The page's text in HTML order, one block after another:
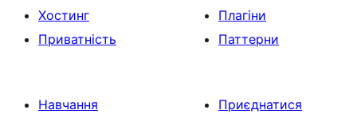
Хостинг
Приватність
Плагіни
Паттерни
Навчання
Приєднатися